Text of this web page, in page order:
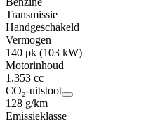
Transmissie
Handgeschakeld
Vermogen
140 pk (103 kW)
Motorinhoud
1.353 cc
CO₂-uitstoot
128 g/km
Emissieklasse